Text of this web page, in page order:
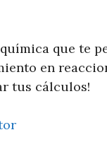
que te
en
tus cálculos!